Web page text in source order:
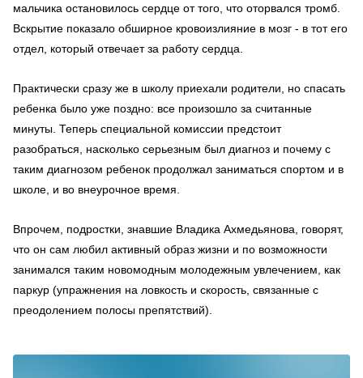
мальчика остановилось сердце от того, что оторвался тромб.
Вскрытие показало обширное кровоизлияние в мозг - в тот его
отдел, который отвечает за работу сердца.
Практически сразу же в школу приехали родители, но спасать
ребенка было уже поздно: все произошло за считанные
минуты. Теперь специальной комиссии предстоит
разобраться, насколько серьезным был диагноз и почему с
таким диагнозом ребенок продолжал заниматься спортом и в
школе, и во внеурочное время.
Впрочем, подростки, знавшие Владика Ахмедьянова, говорят,
что он сам любил активный образ жизни и по возможности
занимался таким новомодным молодежным увлечением, как
паркур (упражнения на ловкость и скорость, связанные с
преодолением полосы препятствий).